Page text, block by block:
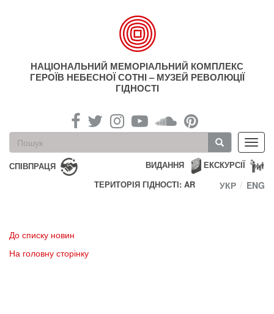
НАЦІОНАЛЬНИЙ МЕМОРІАЛЬНИЙ КОМПЛЕКС
ГЕРОЇВ НЕБЕСНОЇ СОТНІ – МУЗЕЙ РЕВОЛЮЦІЇ
ГІДНОСТІ
Пошукова
форма
Пошук
СПІВПРАЦЯ ЕКСКУРСІЇ
ВИДАННЯ
ТЕРИТОРІЯ ГІДНОСТІ: AR
УКР ENG
До списку новин
На головну сторінку